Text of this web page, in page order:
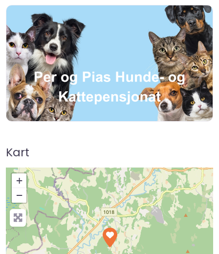
Kart
+
−
Press Enter key to search